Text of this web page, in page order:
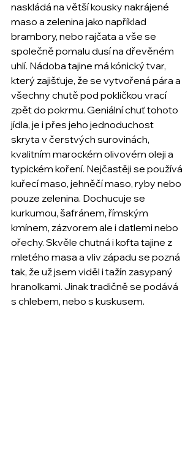
naskládá na větší kousky nakrájené
maso a zelenina jako například
brambory, nebo rajčata a vše se
společně pomalu dusí na dřevěném
uhlí. Nádoba tajine má kónický tvar,
který zajišťuje, že se vytvořená pára a
všechny chutě pod pokličkou vrací
zpět do pokrmu. Geniální chuť tohoto
jídla, je i přes jeho jednoduchost
skryta v čerstvých surovinách,
kvalitním marockém olivovém oleji a
typickém koření. Nejčastěji se používá
kuřecí maso, jehněčí maso, ryby nebo
pouze zelenina. Dochucuje se
kurkumou, šafránem, římským
kmínem, zázvorem ale i datlemi nebo
ořechy. Skvěle chutná i kofta tajine z
mletého masa a vliv západu se pozná
tak, že už jsem viděl i tažín zasypaný
hranolkami. Jinak tradičně se podává
s chlebem, nebo s kuskusem.